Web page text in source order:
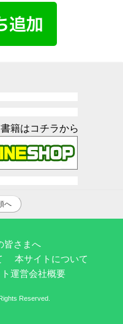
籍はコチラから
へ
皆さまへ
本サイトについて
運営会社概要
Reserved.